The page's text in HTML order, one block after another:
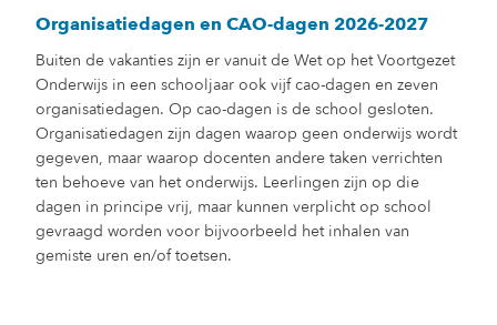
Organisatiedagen en CAO-dagen 2026-2027
Buiten de vakanties zijn er vanuit de Wet op het Voortgezet
Onderwijs in een schooljaar ook vijf cao-dagen en zeven
organisatiedagen. Op cao-dagen is de school gesloten.
Organisatiedagen zijn dagen waarop geen onderwijs wordt
gegeven, maar waarop docenten andere taken verrichten
ten behoeve van het onderwijs. Leerlingen zijn op die
dagen in principe vrij, maar kunnen verplicht op school
gevraagd worden voor bijvoorbeeld het inhalen van
gemiste uren en/of toetsen.